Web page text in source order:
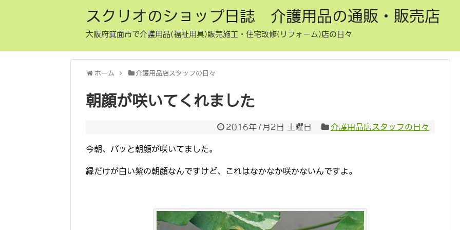
スクリオのショップ日誌 介護用品の通販・販売店
大阪府箕面市で介護用品(福祉用具)販売施工・住宅改修(リフォーム)店の日々
ホーム 介護用品店スタッフの日々
朝顔が咲いてくれました
2016年7月2日 土曜日 介護用品店スタッフの日々
今朝、パッと朝顔が咲いてました。
縁だけが白い紫の朝顔なんですけど、これはなかなか咲かないんですよ。